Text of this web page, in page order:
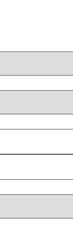
clasa a V-a
clasa a VI-a
clasa a VIII-a